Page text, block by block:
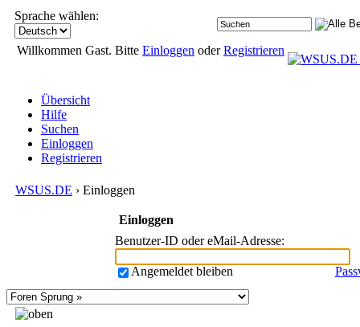
Sprache wählen:
Willkommen Gast. Bitte Einloggen oderRegistrieren
Übersicht
Hilfe
Suchen
Einloggen
Registrieren
WSUS.DE › Einloggen
Einloggen
Benutzer-ID oder eMail-Adresse:
Angemeldet bleiben